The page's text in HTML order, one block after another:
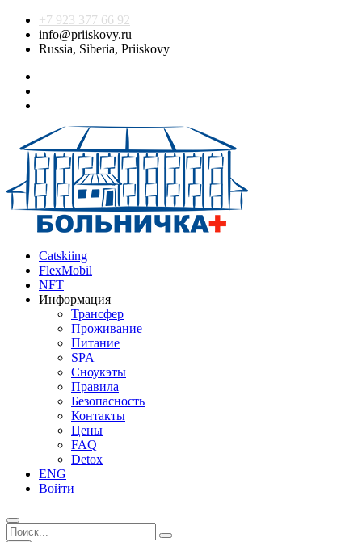
+7 923 377 66 92
info@priiskovy.ru
Russia, Siberia, Priiskovy
Catskiing
FlexMobil
NFT
Информация
Трансфер
Проживание
Питание
SPA
Сноукэты
Правила
Безопасность
Контакты
Цены
FAQ
Detox
ENG
Войти